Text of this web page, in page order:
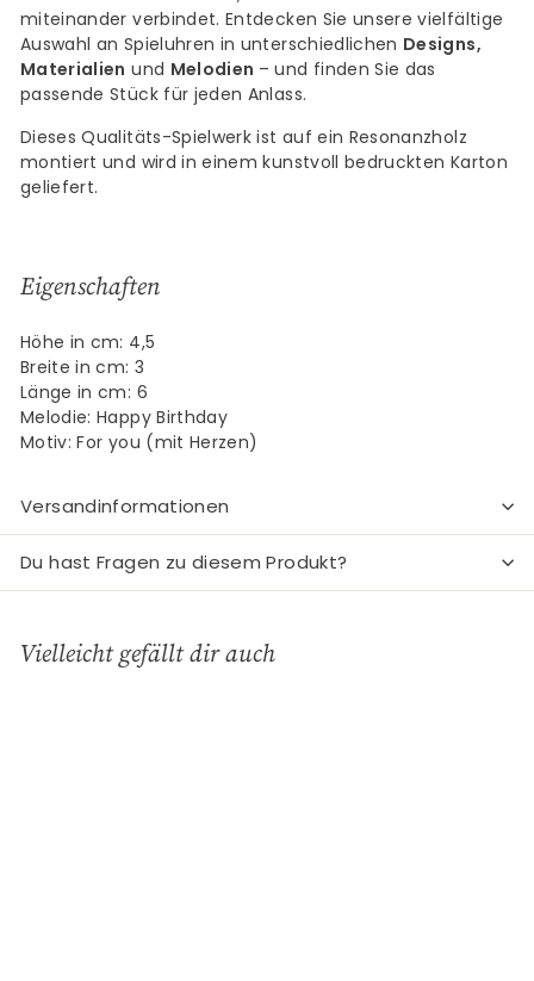
miteinander verbindet. Entdecken Sie unsere vielfältige
Auswahl an Spieluhren in unterschiedlichen Designs,
Materialien und Melodien – und finden Sie das
passende Stück für jeden Anlass.
Dieses Qualitäts-Spielwerk ist auf ein Resonanzholz
montiert und wird in einem kunstvoll bedruckten Karton
geliefert.
Eigenschaften
Höhe in cm: 4,5
Breite in cm: 3
Länge in cm: 6
Melodie: Happy Birthday
Motiv: For you (mit Herzen)
Versandinformationen
Du hast Fragen zu diesem Produkt?
Vielleicht gefällt dir auch